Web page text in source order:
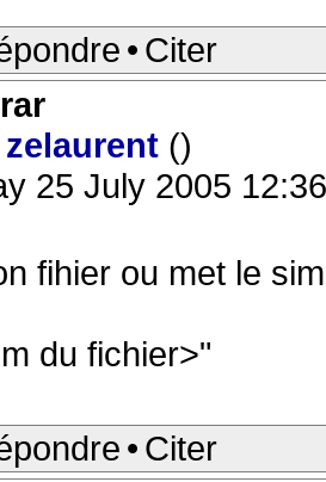
• Citer
zelaurent ()
25 July 2005
fihier ou met le
du fichier>"
• Citer